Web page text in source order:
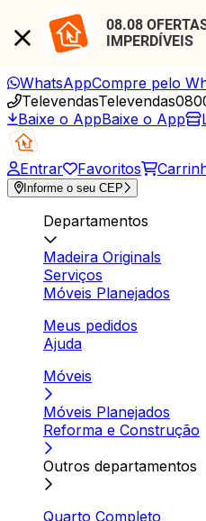
08.08
IMPERDÍVEIS
WhatsAppCompre pelo
TelevendasTelevendas
Baixe o AppBaixe o App
Entrar Favoritos
Informe o seu CEP
Departamentos
Madeira Originals
Serviços
Móveis Planejados
Meus pedidos
Ajuda
Móveis
Móveis Planejados
Reforma e Construção
Outros departamentos
Quarto Completo